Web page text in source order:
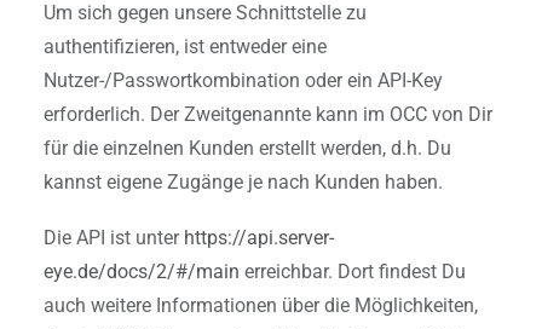
Um sich gegen unsere Schnittstelle zu
authentifizieren, ist entweder eine
Nutzer-/Passwortkombination oder ein API-Key
erforderlich. Der Zweitgenannte kann im OCC von Dir
für die einzelnen Kunden erstellt werden, d.h. Du
kannst eigene Zugänge je nach Kunden haben.
Die API ist unter https://api.server-
eye.de/docs/2/#/main erreichbar. Dort findest Du
auch weitere Informationen über die Möglichkeiten,